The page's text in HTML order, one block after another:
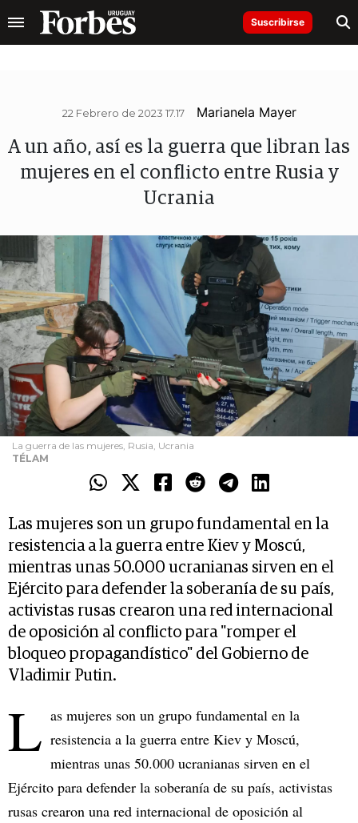
Suscribirse
22 Febrero de 2023 17.17 Marianela Mayer
A un año, así es la guerra que libran las
mujeres en el conflicto entre Rusia y
Ucrania
La guerra de las mujeres, Rusia, Ucrania
TÉLAM
Las mujeres son un grupo fundamental en la
resistencia a la guerra entre Kiev y Moscú,
mientras unas 50.000 ucranianas sirven en el
Ejército para defender la soberanía de su país,
activistas rusas crearon una red internacional
de oposición al conflicto para "romper el
bloqueo propagandístico" del Gobierno de
Vladimir Putin.
L as mujeres son un grupo fundamental en la
resistencia a la guerra entre Kiev y Moscú,
mientras unas 50.000 ucranianas sirven en el
Ejército para defender la soberanía de su país, activistas
rusas crearon una red internacional de oposición al